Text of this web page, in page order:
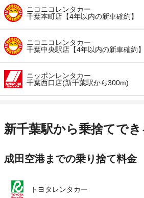
営業時間 毎日 08:00 ～ 20:00
アクセス 千葉駅より徒歩で約4分（
住所 千葉県千葉市中央区登戸
この店舗でレンタカー
ニコニコレンタカー
千葉本町店【4年以内の新車確約】
営業時間
(月〜金) 08:00 ～ 22:00 /
23:00 / (祝) 08:00 ～ 22:00
アクセス 千葉中央駅より徒歩で約
住所 千葉県千葉市中央区本町2-
この店舗でレンタカー
ニコニコレンタカー
千葉中央駅店【4年以内の新車確約】
営業時間 毎日 07:00 ～ 21:00
アクセス 千葉中央駅より徒歩で約5
店舗詳細 店舗詳細ページはこちら
ニッポンレンタカー
千葉西口店(新千葉駅から300m)
アクセス 千葉駅より徒歩で約4分（
店舗詳細 店舗詳細ページはこちら
新千葉駅から乗捨てで
成田空港までの乗り捨て料金
トヨタレンタカー